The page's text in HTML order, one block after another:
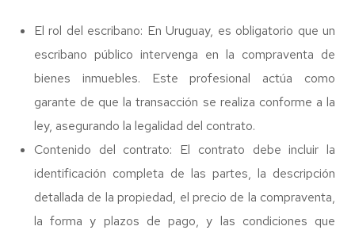
El rol del escribano: En Uruguay, es obligatorio que un
escribano público intervenga en la compraventa de
bienes inmuebles. Este profesional actúa como
garante de que la transacción se realiza conforme a la
ley, asegurando la legalidad del contrato.
Contenido del contrato: El contrato debe incluir la
identificación completa de las partes, la descripción
detallada de la propiedad, el precio de la compraventa,
la forma y plazos de pago, y las condiciones que